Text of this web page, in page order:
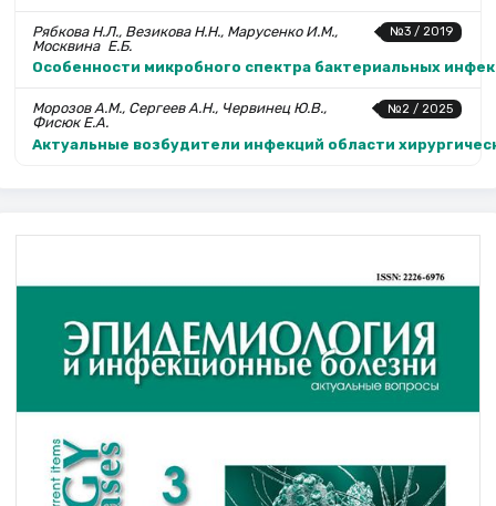
№3 / 2019
Рябкова Н.Л., Везикова Н.Н., Марусенко И.М.,
Москвина Е.Б.
Особенности микробного спектра бактериальных
№2 / 2025
Морозов А.М., Сергеев А.Н., Червинец Ю.В.,
Фисюк Е.А.
Актуальные возбудители инфекций области